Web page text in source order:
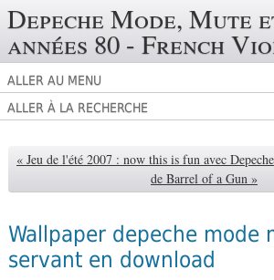
Depeche Mode, Mute
années 80 - French
ALLER AU MENU
ALLER À LA RECHERCHE
« Jeu de l'été 2007 : now this is fun avec Depeche
de Barrel of a Gun »
Wallpaper depeche mode
servant en download